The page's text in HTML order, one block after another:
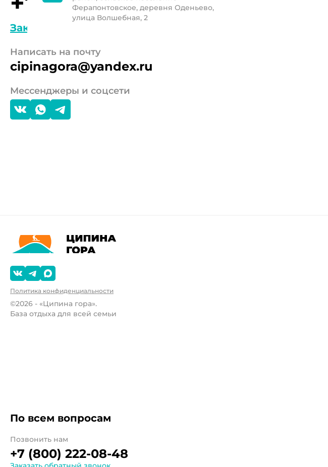
Ферапонтовское, деревня Оденьево,
улица Волшебная, 2
Заказать обратный звонок
Написать на почту
cipinagora@yandex.ru
Мессенджеры и соцсети
Политика конфиденциальности
©2026 - «Ципина гора».
База отдыха для всей семьи
По всем вопросам
Позвонить нам
+7 (800) 222-08-48